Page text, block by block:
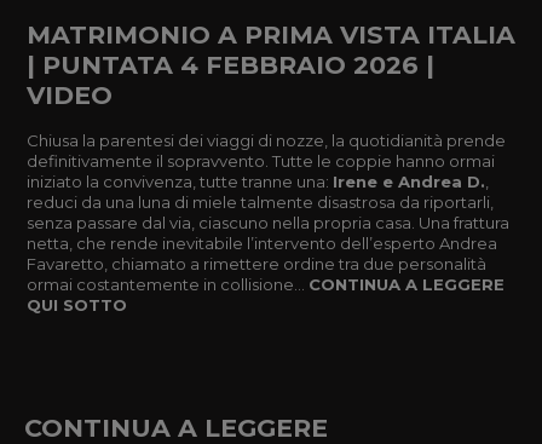
MATRIMONIO A PRIMA VISTA ITALIA
| PUNTATA 4 FEBBRAIO 2026 |
VIDEO
Chiusa la parentesi dei viaggi di nozze, la quotidianità prende
definitivamente il sopravvento. Tutte le coppie hanno ormai
iniziato la convivenza, tutte tranne una: Irene e Andrea D.
reduci da una luna di miele talmente disastrosa da riportarli,
senza passare dal via, ciascuno nella propria casa. Una frattura
netta, che rende inevitabile l’intervento dell’esperto Andrea
Favaretto, chiamato a rimettere ordine tra due personalità
ormai costantemente in collisione... CONTINUA A LEGGERE
QUI SOTTO
CONTINUA A LEGGERE